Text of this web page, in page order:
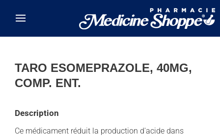
TARO ESOMEPRAZOLE, 40MG,
COMP. ENT.
Description
Ce médicament réduit la production d'acide dans